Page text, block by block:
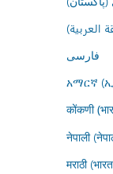
العربية)
فارسى
አማርኛ
कोंकणी
नेपाली
मराठी